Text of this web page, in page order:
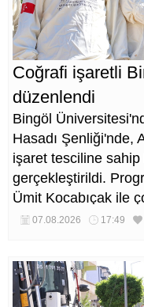
Coğrafi işaretli
düzenlendi
Bingöl
Hasadı Şenliği'nde,
işaret tesciline sahip
gerçekleştirildi.
Ümit Kocabıçak ile
katıldı.
07.08.2026 17:49